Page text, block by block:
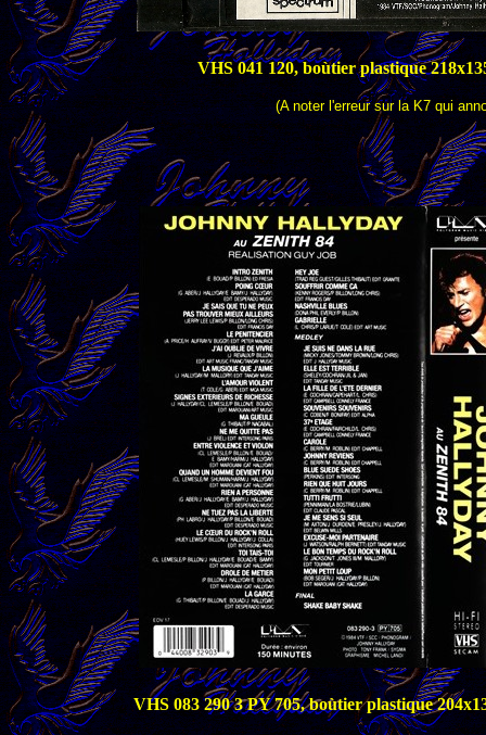
VHS 041 120, boùtier plastique
(A noter l'erreur sur la K7 qui
VHS 083 290 3 PY 705, boùtier plastique